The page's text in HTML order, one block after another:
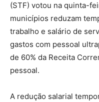
(STF) votou na quinta-
municípios reduzam
trabalho e salário de
gastos com pessoal
de 60% da Receita
pessoal.
A redução salarial